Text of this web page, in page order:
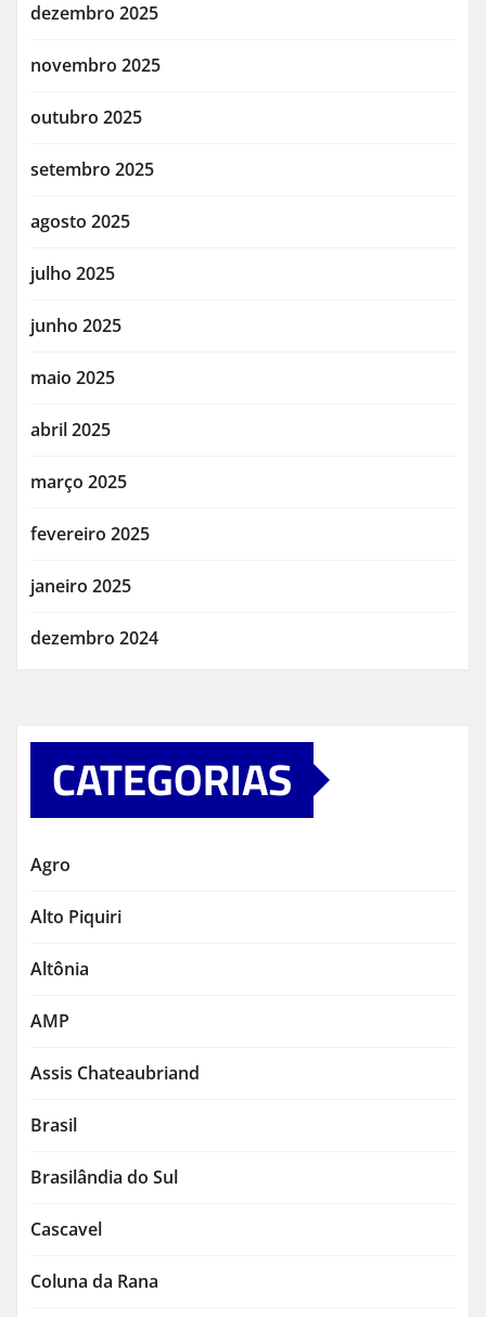
dezembro 2025
novembro 2025
outubro 2025
setembro 2025
agosto 2025
julho 2025
junho 2025
maio 2025
abril 2025
março 2025
fevereiro 2025
janeiro 2025
dezembro 2024
CATEGORIAS
Agro
Alto Piquiri
Altônia
AMP
Assis Chateaubriand
Brasil
Brasilândia do Sul
Cascavel
Coluna da Rana